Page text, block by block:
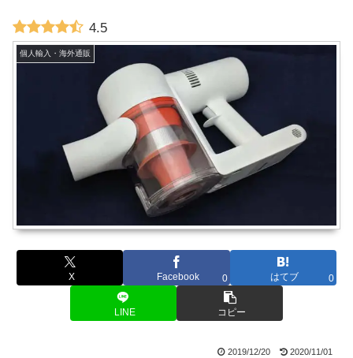
4.5
個人輸入・海外通販
X Facebook 0 はてブ 0
LINE コピー
2019/12/20 2020/11/01